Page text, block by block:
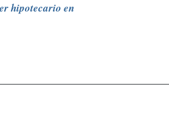
hipotecario en